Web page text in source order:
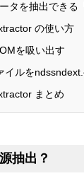
タを抽出できる
の使い方
を吸い出す
イルを
まとめ
抽出？